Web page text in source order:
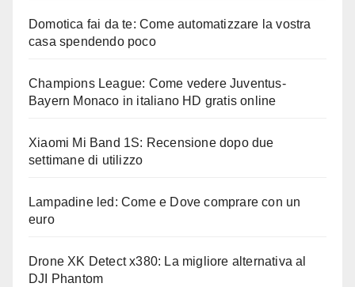
Domotica fai da te: Come automatizzare la vostra
casa spendendo poco
Champions League: Come vedere Juventus-
Bayern Monaco in italiano HD gratis online
Xiaomi Mi Band 1S: Recensione dopo due
settimane di utilizzo
Lampadine led: Come e Dove comprare con un
euro
Drone XK Detect x380: La migliore alternativa al
DJI Phantom